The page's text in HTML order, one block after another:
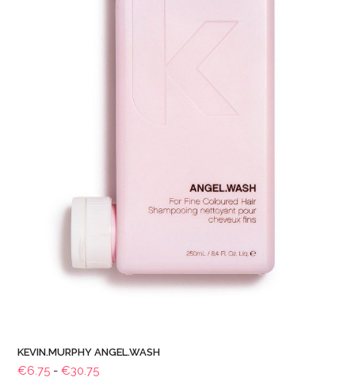
KEVIN.MURPHY ANGEL.WASH
€6.75 - €30.75Prijsklasse: